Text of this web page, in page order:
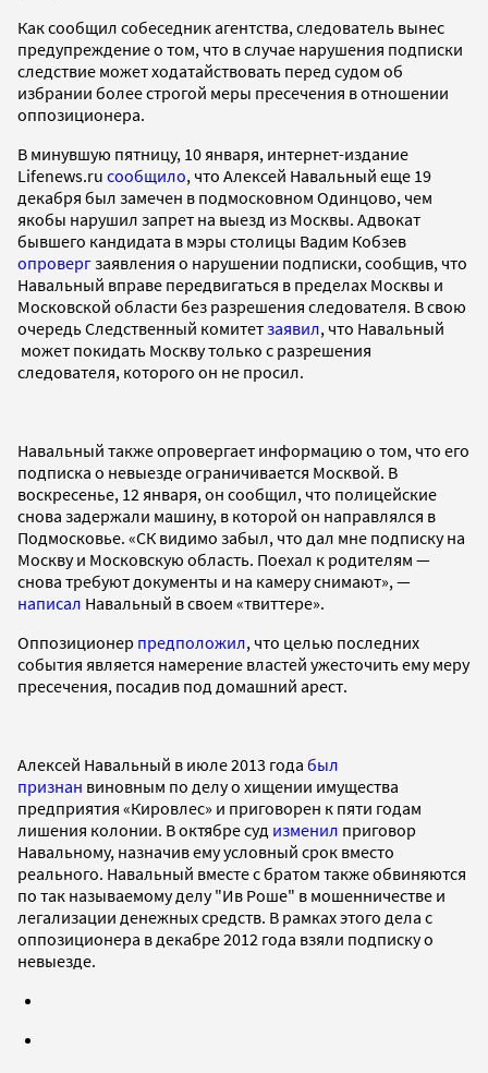
Как сообщил собеседник агентства, следователь вынес
предупреждение о том, что в случае нарушения подписки
следствие может ходатайствовать перед судом об
избрании более строгой меры пресечения в отношении
оппозиционера.
В минувшую пятницу, 10 января, интернет-издание
Lifenews.ru сообщило, что Алексей Навальный еще 19
декабря был замечен в подмосковном Одинцово, чем
якобы нарушил запрет на выезд из Москвы. Адвокат
бывшего кандидата в мэры столицы Вадим Кобзев
опровергзаявления о нарушении подписки, сообщив, что
Навальный вправе передвигаться в пределах Москвы и
Московской области без разрешения следователя. В свою
очередь Следственный комитетзаявил, что Навальный
может покидать Москву только с разрешения
следователя, которого он не просил.
Навальный также опровергает информацию о том, что его
подписка о невыезде ограничивается Москвой. В
воскресенье, 12 января, он сообщил, что полицейские
снова задержали машину, в которой он направлялся в
Подмосковье. «СК видимо забыл, что дал мне подписку на
Москву и Московскую область. Поехал к родителям —
снова требуют документы и на камеру снимают», —
написал Навальный в своем «твиттере».
Оппозиционер предположил, что целью последних
события является намерение властей ужесточить ему меру
пресечения, посадив под домашний арест.
Алексей Навальный в июле 2013 года был
признан виновным по делу о хищении имущества
предприятия «Кировлес» и приговорен к пяти годам
лишения колонии. В октябре суд изменил приговор
Навальному, назначив ему условный срок вместо
реального. Навальный вместе с братом также обвиняются
по так называемому делу "Ив Роше" в мошенничестве и
легализации денежных средств. В рамках этого дела с
оппозиционера в декабре 2012 года взяли подписку о
невыезде.